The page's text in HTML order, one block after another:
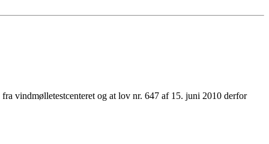
vindmølletestcenteret og at lov nr. 647 af 15. juni 2010 derfor